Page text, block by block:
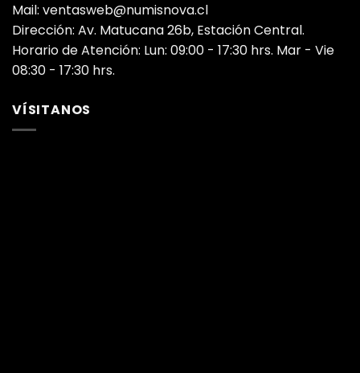
Mail: ventasweb@numisnova.cl
Dirección: Av. Matucana 26b, Estación Central.
Horario de Atención: Lun: 09:00 - 17:30 hrs. Mar - Vie
08:30 - 17:30 hrs.
VÍSITANOS